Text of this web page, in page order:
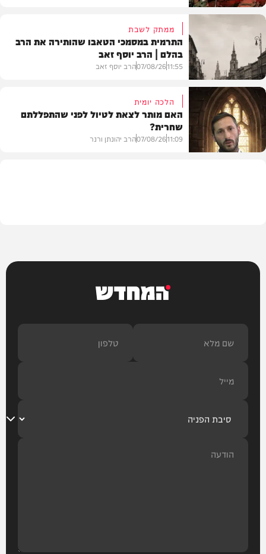
דעות
בית המדרש
ממתק לשבת
התרמית במסמכי הטאבו שהותירה את הרב
בהלם | הרב יוסף זאב
11:55
07/08/26הרב יוסף זאב
הלכה יומית
האם מותר לצאת לטיול לפני שהתפללתם
שחרית?
11:09
07/08/26הרב יהונתן ורנר
המחדש